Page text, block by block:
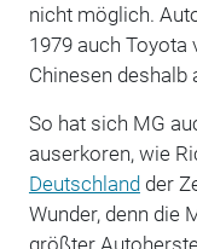
nicht möglich.
1979 auch Toyota
Chinesen deshalb
So hat sich MG
auserkoren, wie
Deutschlandder
Wunder, denn die
größter